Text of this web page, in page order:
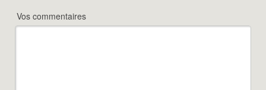
Vos commentaires